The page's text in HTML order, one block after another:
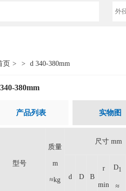
页 > > d 340-380mm
380mm
产品列表 实物图
型号
质量
m
≈kg
尺寸 mm
d
D B
r
min
D1
≈